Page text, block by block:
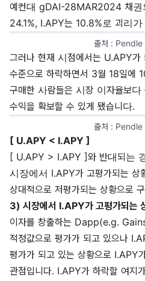
예컨대 gDAI-28MAR2024 채
24.1%, I.APY는 10.8%로 괴리가
출처 : Pendle
그러나 현재 시점에서는 U.APY
수준으로 하락하면서 3월 18일에
구매한 사람들은 시장 이자율보
수익을 확보할 수 있게 됐습니다.
출처 : Pendle
[ U.APY < I.APY ]
[ U.APY > I.APY ]와 반대되는
시장에서 I.APY가 고평가되는 상
상대적으로 저평가되는 상황으로
3) 시장에서 I.APY가 고평가되는
이자를 창출하는 Dapp(e.g.
적정값으로 평가가 되고 있으나
평가가 되고 있는 상황으로 I.APY
관점입니다. I.APY가 하락할 여지